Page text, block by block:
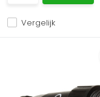
Vergelijk